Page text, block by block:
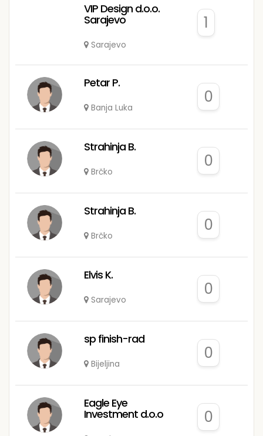
VIP Design d.o.o.
Sarajevo
Sarajevo
1
Petar P.
Banja Luka
0
Strahinja B.
Brčko
0
Strahinja B.
Brčko
0
Elvis K.
Sarajevo
0
sp finish-rad
Bijeljina
0
Eagle Eye
Investment d.o.o 0